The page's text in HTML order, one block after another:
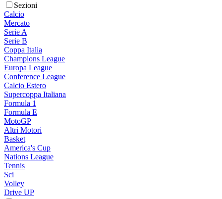
Sezioni
Calcio
Mercato
Serie A
Serie B
Coppa Italia
Champions League
Europa League
Conference League
Calcio Estero
Supercoppa Italiana
Formula 1
Formula E
MotoGP
Altri Motori
Basket
America's Cup
Nations League
Tennis
Sci
Volley
Drive UP